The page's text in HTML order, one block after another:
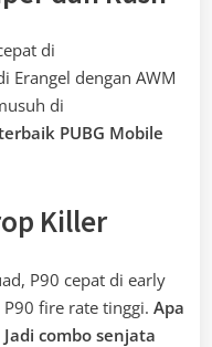
di
Erangel dengan AWM
di
PUBG Mobile
Killer
P90 cepat di early
fire rate tinggi. Apa
Jadi combo senjata